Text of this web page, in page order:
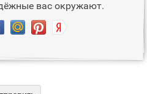
вас окружают.